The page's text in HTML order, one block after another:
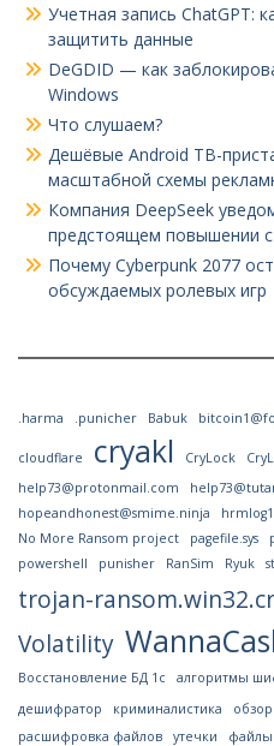
Учетная запись ChatGPT:
защитить данные
DeGDID — как
Windows
Что слушаем?
Дешёвые Android ТВ-
масштабной схемы
Компания DeepSeek
предстоящем повышении
Почему Cyberpunk 2077
обсуждаемых ролевых игр
.harma .punicher Babuk
cloudflare cryakl CryLock
help73@protonmail.com
hopeandhonest@smime.ninja
hrmlog1
No More Ransom project
pagefile.sys
powershell
punisher RanSim Ryuk
trojan-
Volatility
Восстановление БД 1с
алгоритмы
дешифратор
криминалистика обзор
расшифровка файлов утечки файлы